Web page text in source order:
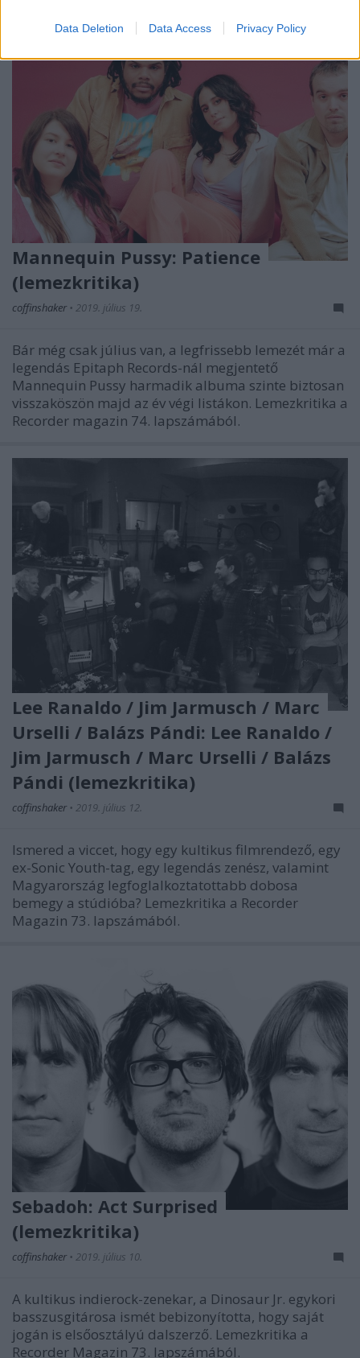
Data Deletion Data Access Privacy Policy
Mannequin Pussy: Patience
(lemezkritika)
coffinshaker • 2019. július 19.
Bár még csak július van, a legfrissebb lemezét már a
legendás Epitaph Records-nál megjentető
Mannequin Pussy harmadik albuma szinte biztosan
visszaköszön majd az év végi listákon. Lemezkritika a
Recorder magazin 74. lapszámából.
Lee Ranaldo / Jim Jarmusch / Marc
Urselli / Balázs Pándi: Lee Ranaldo /
Jim Jarmusch / Marc Urselli / Balázs
Pándi (lemezkritika)
coffinshaker • 2019. július 12.
Ismered a viccet, hogy egy kultikus filmrendező, egy
ex-Sonic Youth-tag, egy legendás zenész, valamint
Magyarország legfoglalkoztatottabb dobosa
bemegy a stúdióba? Lemezkritika a Recorder
Magazin 73. lapszámából.
Sebadoh: Act Surprised
(lemezkritika)
coffinshaker • 2019. július 10.
A kultikus indierock-zenekar, a Dinosaur Jr. egykori
basszusgitárosa ismét bebizonyította, hogy saját
jogán is elsőosztályú dalszerző. Lemezkritika a
Recorder Magazin 73. lapszámából.